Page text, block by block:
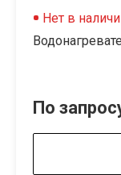
Нет в
По